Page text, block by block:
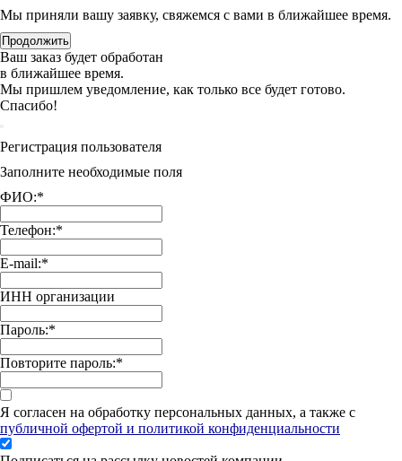
Мы приняли вашу заявку, свяжемся с вами в ближайшее время.
Продолжить
Ваш заказ будет обработан
в ближайшее время.
Мы пришлем уведомление, как только все будет готово.
Спасибо!
Регистрация пользователя
Заполните необходимые поля
ФИО:*
Телефон:*
E-mail:*
ИНН организации
Пароль:*
Повторите пароль:*
Я согласен на обработку персональных данных, а также с
публичной офертой и политикой конфиденциальности